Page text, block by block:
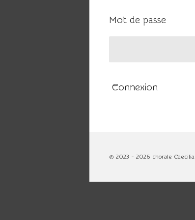
Mot de passe
Connexion
© 2023 - 2026 chorale Caecilia